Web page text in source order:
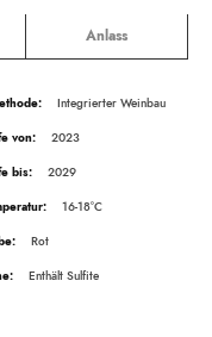
Anlass
Integrierter Weinbau
2023
2029
16-18°C
Rot
Enthält Sulfite